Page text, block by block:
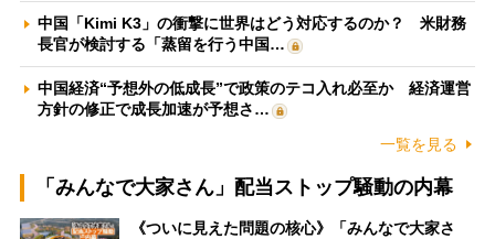
中国「Kimi K3」の衝撃に世界はどう対応するのか？ 米財務
長官が検討する「蒸留を行う中国…
中国経済“予想外の低成長”で政策のテコ入れ必至か 経済運営
方針の修正で成長加速が予想さ…
一覧を見る
「みんなで大家さん」配当ストップ騒動の内幕
《ついに見えた問題の核心》「みんなで大家さ